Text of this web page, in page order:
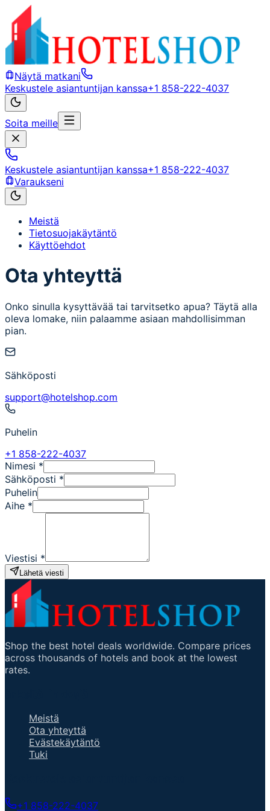
Näytä matkani
Keskustele asiantuntijan kanssa+1 858-222-4037
Soita meille
Keskustele asiantuntijan kanssa+1 858-222-4037
Varaukseni
Meistä
Tietosuojakäytäntö
Käyttöehdot
Ota yhteyttä
Onko sinulla kysyttävää tai tarvitsetko apua? Täytä alla
oleva lomake, niin palaamme asiaan mahdollisimman
pian.
Sähköposti
support@hotelshop.com
Puhelin
+1 858-222-4037
Nimesi *
Sähköposti *
Puhelin
Aihe *
Viestisi *
Lähetä viesti
Shop the best hotel deals worldwide. Compare prices
across thousands of hotels and book at the lowest
rates.
Meistä
Ota yhteyttä
Evästekäytäntö
Tuki
+1 858-222-4037